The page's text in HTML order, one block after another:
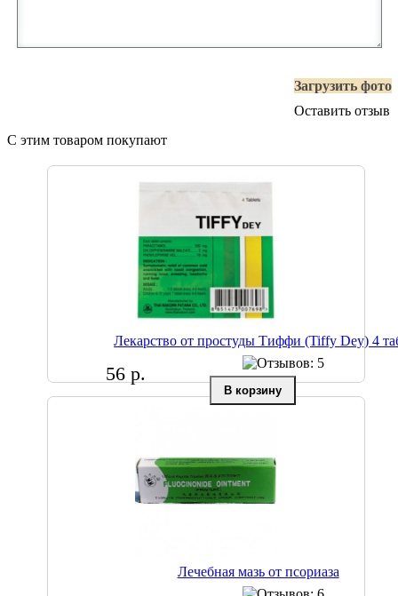
Загрузить фото
Оставить отзыв
С этим товаром покупают
Лекарство от простуды Тиффи (Tiffy Dey) 4
56 р.
Лечебная мазь от псориаза